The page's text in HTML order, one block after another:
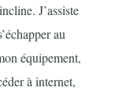
J’assiste
au
équipement,
à internet,